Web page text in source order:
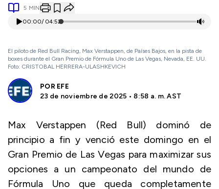
5 MIN
00:00/ 04:52
El piloto de Red Bull Racing, Max Verstappen, de Países Bajos, en la pista de
boxes durante el Gran Premio de Fórmula Uno de Las Vegas, Nevada, EE. UU.
Foto: CRISTOBAL HERRERA-ULASHKEVICH
POR EFE
23 de noviembre de 2025 • 8:58 a. m. AST
Max Verstappen (Red Bull) dominó de
principio a fin y venció este domingo en el
Gran Premio de Las Vegas para maximizar sus
opciones a un campeonato del mundo de
Fórmula Uno que queda completamente